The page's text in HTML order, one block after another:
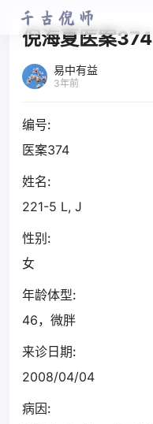
倪海夏医案374
易中有益
3年前
编号:
医案374
姓名:
221-5 L, J
性别:
女
年龄体型:
46，微胖
来诊日期:
2008/04/04
病因: